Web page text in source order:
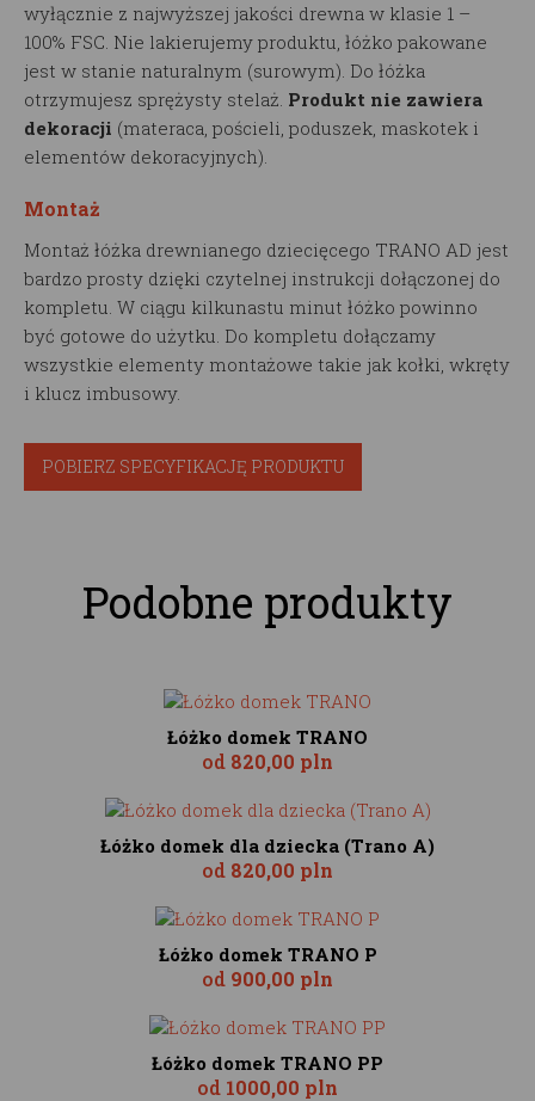
wyłącznie z najwyższej jakości drewna w klasie 1 –
100% FSC. Nie lakierujemy produktu, łóżko pakowane
jest w stanie naturalnym (surowym). Do łóżka
otrzymujesz sprężysty stelaż. Produkt nie zawiera
dekoracji (materaca, pościeli, poduszek, maskotek i
elementów dekoracyjnych).
Montaż
Montaż łóżka drewnianego dziecięcego TRANO AD jest
bardzo prosty dzięki czytelnej instrukcji dołączonej do
kompletu. W ciągu kilkunastu minut łóżko powinno
być gotowe do użytku. Do kompletu dołączamy
wszystkie elementy montażowe takie jak kołki, wkręty
i klucz imbusowy.
POBIERZ SPECYFIKACJĘ PRODUKTU
Podobne produkty
Łóżko domek TRANO
od 820,00 pln
Łóżko domek dla dziecka (Trano A)
od 820,00 pln
Łóżko domek TRANO P
od 900,00 pln
Łóżko domek TRANO PP
od 1000,00 pln